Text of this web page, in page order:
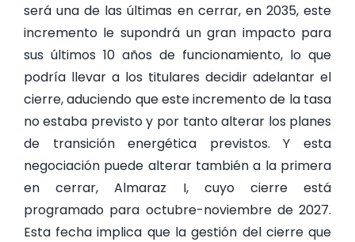
será una de las últimas en cerrar, en 2035, este
incremento le supondrá un gran impacto para
sus últimos 10 años de funcionamiento, lo que
podría llevar a los titulares decidir adelantar el
cierre, aduciendo que este incremento de la tasa
no estaba previsto y por tanto alterar los planes
de transición energética previstos. Y esta
negociación puede alterar también a la primera
en cerrar, Almaraz I, cuyo cierre está
programado para octubre-noviembre de 2027.
Esta fecha implica que la gestión del cierre que